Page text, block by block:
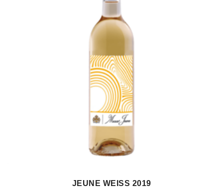
ADD TO CART
JEUNE WEISS 2019